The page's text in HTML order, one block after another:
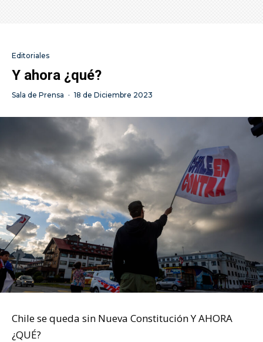
Editoriales
Y ahora ¿qué?
Sala de Prensa · 18 de Diciembre 2023
Chile se queda sin Nueva Constitución Y AHORA
¿QUÉ?